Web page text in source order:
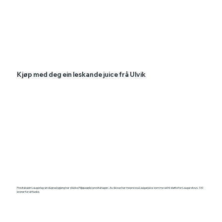
Kjøp med deg ein leskande juice frå Ulvik
Prestakaien Laugarlag sin dugnadsgjeng har plukka Filippaeple i prestahagen. Av desse har me pressa Laugarjuice som me sel til støtte for Laugarstovo. 100
kroner for ei flaske.